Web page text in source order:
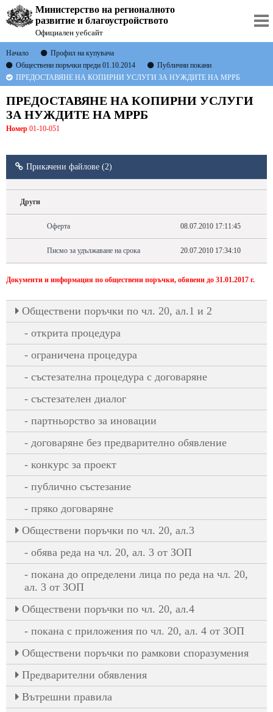
Министерство на регионалното
развитие и благоустройството
Официален уебсайт
Начало
Профил на купувача
Обществени поръчки преди 01.10.2014
Публични покани
ПРЕДОСТАВЯНЕ НА КОПИРНИ УСЛУГИ ЗА НУЖДИТЕ НА МРРБ
ПРЕДОСТАВЯНЕ НА КОПИРНИ УСЛУГИ
ЗА НУЖДИТЕ НА МРРБ
Номер 01-10-051
Прикачени файлове (2)
Други
Оферта 08.07.2010 17:11:45
Писмо за удължаване на срока 20.07.2010 17:34:10
Документи и информация по обществени поръчки, обявени до 31.01.2017 г.
Oбществени поръчки по чл. 20, ал.1 и 2
открита процедура
ограничена процедура
състезателна процедура с договаряне
състезателен диалог
партньорство за иновации
договаряне без предварително обявление
конкурс за проект
публично състезание
пряко договаряне
Oбществени поръчки по чл. 20, ал.3
обява реда на чл. 20, ал. 3 от ЗОП
покана до определени лица по реда на чл. 20,
ал. 3 от ЗОП
Oбществени поръчки по чл. 20, ал.4
покана с приложения по чл. 20, ал. 4 от ЗОП
Обществени поръчки по рамкови споразумения
Предварителни обявления
Вътрешни правила